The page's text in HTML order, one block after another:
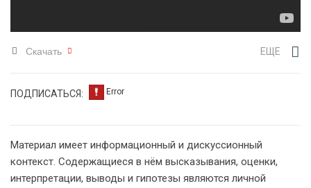
Скачать ЕЩЕ
ПОДПИСАТЬСЯ:
Материал имеет информационный и дискуссионный
контекст. Содержащиеся в нём высказывания, оценки,
интерпретации, выводы и гипотезы являются личной